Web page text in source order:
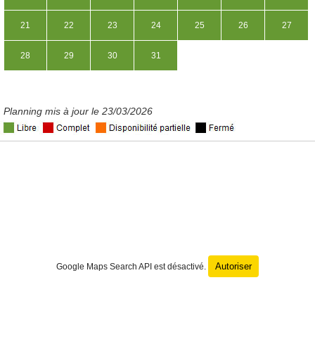
21 22 23 24 25 26 27
28 29 30 31
Planning mis à jour le 23/03/2026
Google Maps Search API est désactivé. Autoriser